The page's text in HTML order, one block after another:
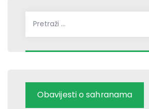
Obavijesti o sahranama